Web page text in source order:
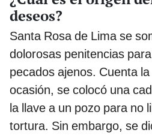
deseos?
Santa Rosa de Lima se
dolorosas penitencias
pecados ajenos. Cuenta
ocasión, se colocó una
la llave a un pozo para no
tortura. Sin embargo, se